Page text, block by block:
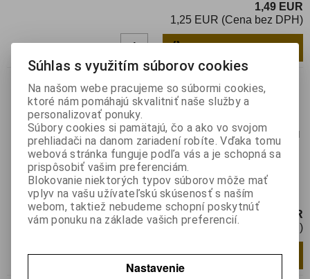
1,49 EUR
1,25 EUR (Cena bez DPH)
m Pridať do košíka
28-26 sivý
Katalógové číslo:015226 Výrobca:
Záruka (mesiacov):
Termín dodania(prac.dni)-platí pre sklad
LIESKOVEC skladom
Hmotnosť:0,02 kg
Hmotnosť balenia:
0,02 kg
Plochý kábel sivý 26 žilový
1,59 EUR
1,30 EUR (Cena bez DPH)
m Pridať do košíka
Súhlas s využitím súborov cookies
Na našom webe pracujeme so súbormi cookies,
ktoré nám pomáhajú skvalitniť naše služby a
personalizovať ponuky.
Súbory cookies si pamätajú, čo a ako vo svojom
prehliadači na danom zariadení robíte. Vďaka tomu
webová stránka funguje podľa vás a je schopná sa
prispôsobiť vašim preferenciám.
Blokovanie niektorých typov súborov môže mať
vplyv na vašu užívateľskú skúsenosť s naším
webom, taktiež nebudeme schopní poskytnúť
vám ponuku na základe vašich preferencií.
Nastavenie